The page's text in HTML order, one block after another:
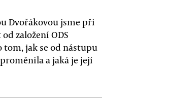
Dvořákovou jsme při
založení ODS
jak se od nástupu
a jaká je její